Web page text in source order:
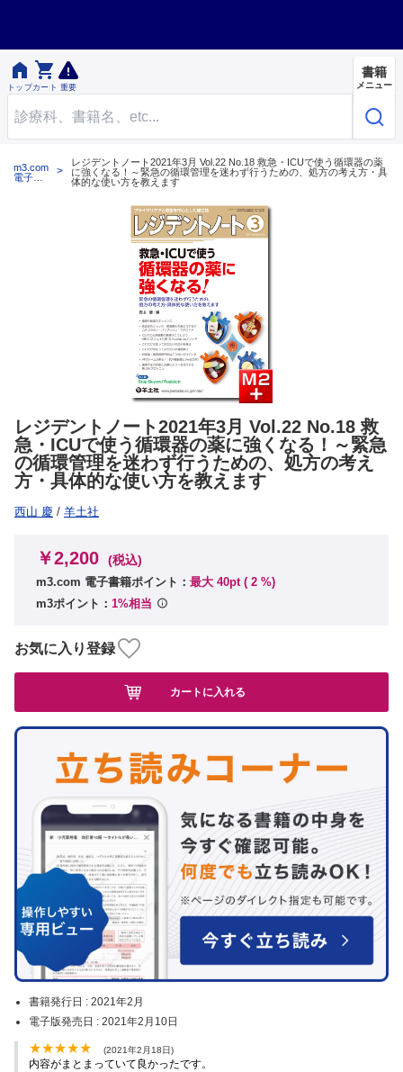

トップ

カート 重要
書籍
メニュー
m3.com
電子書
レジデントノート2021年3月 Vol.22 No.18 救急・ICUで使う循環器の薬
に強くなる！～緊急の循環管理を迷わず行うための、処方の考え方・具
体的な使い方を教えます
レジデントノート2021年3月 Vol.22 No.18 救
急・ICUで使う循環器の薬に強くなる！～緊急
の循環管理を迷わず行うための、処方の考え
方・具体的な使い方を教えます
西山 慶 / 羊土社
書籍発行日 : 2021年2月
電子版発売日 : 2021年2月10日
(2021年2月18日)
内容がまとまっていて良かったです。
￥2,200 (税込)
m3.com 電子書籍ポイント： 最大 40pt ( 2 %)
m3ポイント： 1%相当
お気に入り登録
カートに入れる